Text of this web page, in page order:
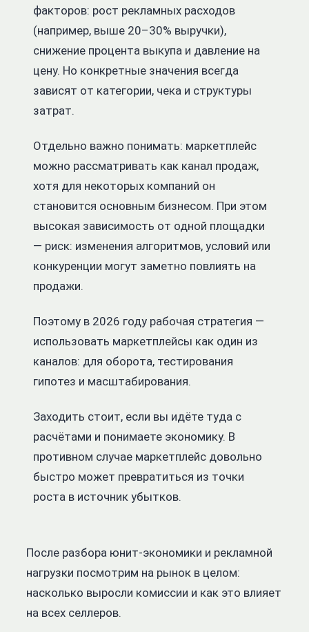
факторов: рост рекламных расходов
(например, выше 20–30% выручки),
снижение процента выкупа и давление на
цену. Но конкретные значения всегда
зависят от категории, чека и структуры
затрат.
Отдельно важно понимать: маркетплейс
можно рассматривать как канал продаж,
хотя для некоторых компаний он
становится основным бизнесом. При этом
высокая зависимость от одной площадки
— риск: изменения алгоритмов, условий или
конкуренции могут заметно повлиять на
продажи.
Поэтому в 2026 году рабочая стратегия —
использовать маркетплейсы как один из
каналов: для оборота, тестирования
гипотез и масштабирования.
Заходить стоит, если вы идёте туда с
расчётами и понимаете экономику. В
противном случае маркетплейс довольно
быстро может превратиться из точки
роста в источник убытков.
После разбора юнит-экономики и рекламной
нагрузки посмотрим на рынок в целом:
насколько выросли комиссии и как это влияет
на всех селлеров.